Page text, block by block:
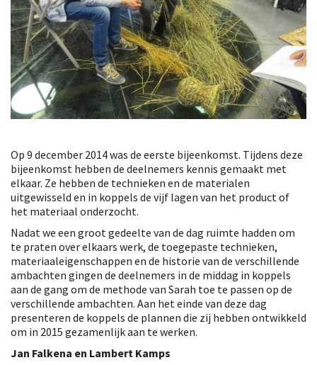
Op 9 december 2014 was de eerste bijeenkomst. Tijdens deze
bijeenkomst hebben de deelnemers kennis gemaakt met
elkaar. Ze hebben de technieken en de materialen
uitgewisseld en in koppels de vijf lagen van het product of
het materiaal onderzocht.
Nadat we een groot gedeelte van de dag ruimte hadden om
te praten over elkaars werk, de toegepaste technieken,
materiaaleigenschappen en de historie van de verschillende
ambachten gingen de deelnemers in de middag in koppels
aan de gang om de methode van Sarah toe te passen op de
verschillende ambachten. Aan het einde van deze dag
presenteren de koppels de plannen die zij hebben ontwikkeld
om in 2015 gezamenlijk aan te werken.
Jan Falkena en Lambert Kamps